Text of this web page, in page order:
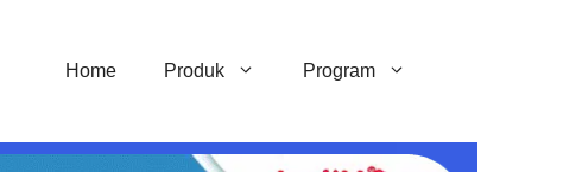
Home Produk Program